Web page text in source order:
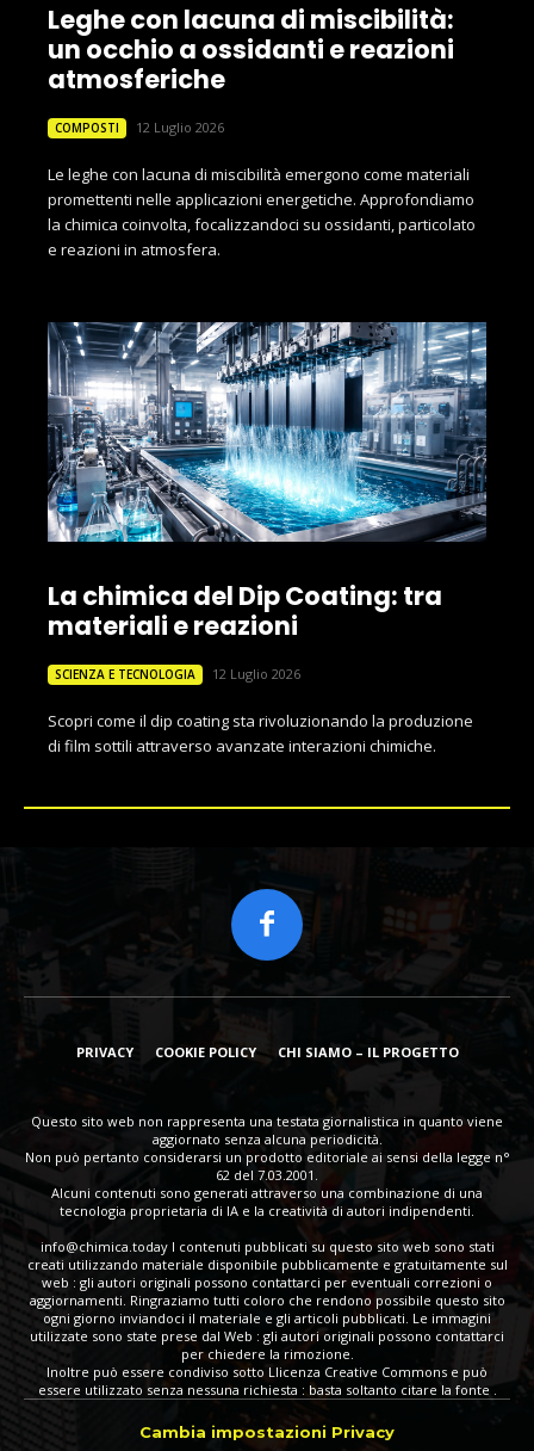
Leghe con lacuna di miscibilità:
un occhio a ossidanti e reazioni
atmosferiche
COMPOSTI 12 Luglio 2026
Le leghe con lacuna di miscibilità emergono come materiali
promettenti nelle applicazioni energetiche. Approfondiamo
la chimica coinvolta, focalizzandoci su ossidanti, particolato
e reazioni in atmosfera.
La chimica del Dip Coating: tra
materiali e reazioni
SCIENZA E TECNOLOGIA 12 Luglio 2026
Scopri come il dip coating sta rivoluzionando la produzione
di film sottili attraverso avanzate interazioni chimiche.
PRIVACY COOKIE POLICY CHI SIAMO – IL PROGETTO
Questo sito web non rappresenta una testata giornalistica in quanto viene
aggiornato senza alcuna periodicità.
Non può pertanto considerarsi un prodotto editoriale ai sensi della legge n°
62 del 7.03.2001.
Alcuni contenuti sono generati attraverso una combinazione di una
tecnologia proprietaria di IA e la creatività di autori indipendenti.
info@chimica.todayI contenuti pubblicati su questo sito web sono stati
creati utilizzando materiale disponibile pubblicamente e gratuitamente sul
web : gli autori originali possono contattarci per eventuali correzioni o
aggiornamenti. Ringraziamo tutti coloro che rendono possibile questo sito
ogni giorno inviandoci il materiale e gli articoli pubblicati. Le immagini
utilizzate sono state prese dal Web : gli autori originali possono contattarci
per chiedere la rimozione.
Inoltre può essere condiviso sotto Llicenza Creative Commons e può
essere utilizzato senza nessuna richiesta : basta soltanto citare la fonte .
Cambia impostazioni Privacy